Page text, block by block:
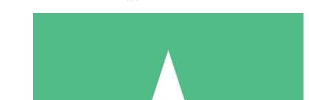
Individuelle Credit-Pakete